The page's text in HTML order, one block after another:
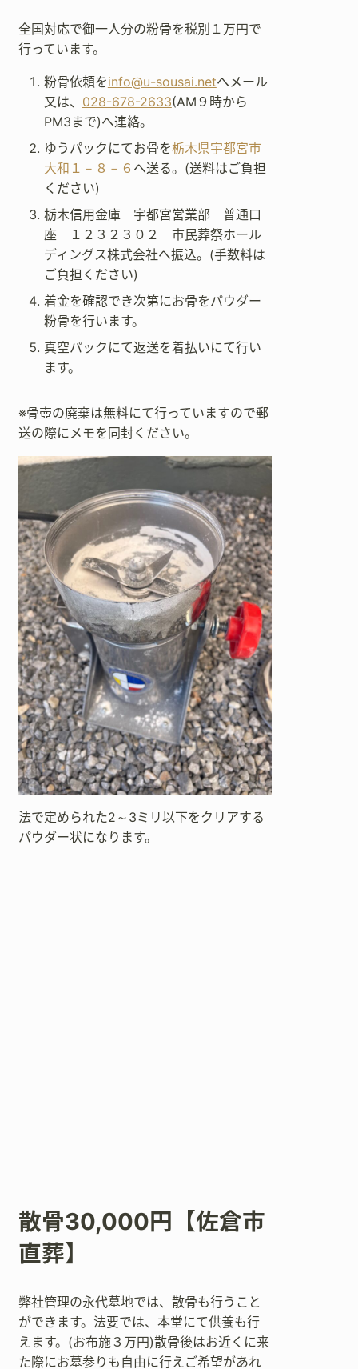
全国対応で御一人分の粉骨を税別１万円で
行っています。
粉骨依頼をinfo@u-sousai.netへメール
又は、 028-678-2633(AM９時から
PM3まで)へ連絡。
ゆうパックにてお骨を栃木県宇都宮市
大和１－８－６ へ送る。(送料はご負担
ください)
栃木信用金庫 宇都宮営業部 普通口
座 １２３２３０２ 市民葬祭ホール
ディングス株式会社へ振込。(手数料は
ご負担ください)
着金を確認でき次第にお骨をパウダー
粉骨を行います。
真空パックにて返送を着払いにて行い
ます。
※骨壺の廃棄は無料にて行っていますので郵
送の際にメモを同封ください。
法で定められた2～3ミリ以下をクリアする
パウダー状になります。
散骨30,000円【佐倉市
直葬】
弊社管理の永代墓地では、散骨も行うこと
ができます。法要では、本堂にて供養も行
えます。(お布施３万円)散骨後はお近くに来
た際にお墓参りも自由に行えご希望があれ